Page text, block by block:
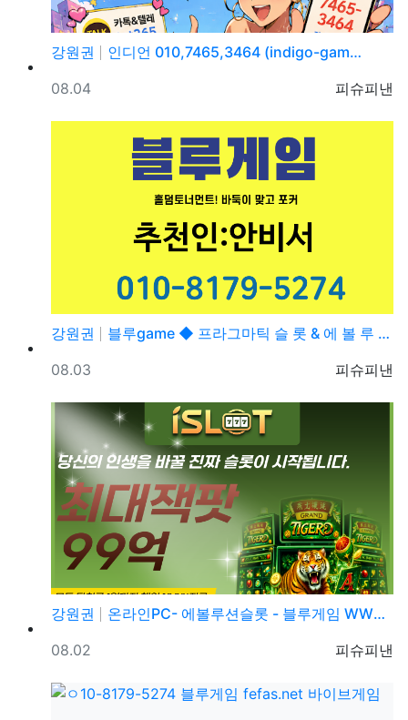
강원권
인디언 010,7465,3464 (indigo-gam…
등록자
피슈피낸
등록일
08.04
강원권
블루game ◆ 프라그마틱 슬 롯 & 에 볼 루 션 ◆…
등록자
피슈피낸
등록일
08.03
강원권
온라인PC- 에볼루션슬롯 - 블루게임 WWW.fefas…
등록자
피슈피낸
등록일
08.02